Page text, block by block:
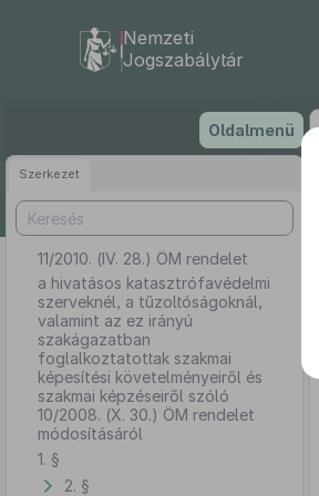
tartalomra
Nemzeti
Jogszabálytár
Oldalmenü
Szerkezet
11/2010. (IV. 28.) ÖM rendelet
a hivatásos katasztrófavédelmi
szerveknél, a tűzoltóságoknál,
valamint az ez irányú
szakágazatban
foglalkoztatottak szakmai
képesítési követelményeiről és
szakmai képzéseiről szóló
10/2008. (X. 30.) ÖM rendelet
módosításáról
1. §
2. §